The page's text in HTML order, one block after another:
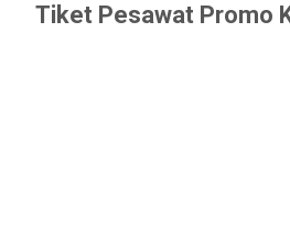
Tiket Pesawat Promo